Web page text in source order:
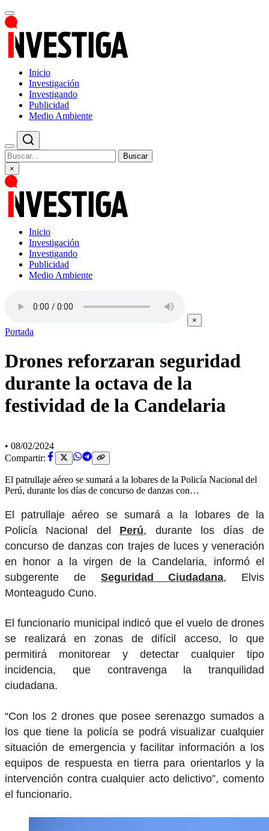
Inicio
Investigación
Investigando
Publicidad
Medio Ambiente
Buscar
×
Inicio
Investigación
Investigando
Publicidad
Medio Ambiente
×
Portada
Drones reforzaran seguridad
durante la octava de la
festividad de la Candelaria
• 08/02/2024
Compartir:
El patrullaje aéreo se sumará a la lobares de la Policía Nacional del
Perú, durante los días de concurso de danzas con…
El patrullaje aéreo se sumará a la lobares de la
Policía Nacional del Perú, durante los días de
concurso de danzas con trajes de luces y veneración
en honor a la virgen de la Candelaria, informó el
subgerente de Seguridad Ciudadana, Elvis
Monteagudo Cuno.
El funcionario municipal indicó que el vuelo de drones
se realizará en zonas de difícil acceso, lo que
permitirá monitorear y detectar cualquier tipo
incidencia, que contravenga la tranquilidad
ciudadana.
“Con los 2 drones que posee serenazgo sumados a
los que tiene la policía se podrá visualizar cualquier
situación de emergencia y facilitar información a los
equipos de respuesta en tierra para orientarlos y la
intervención contra cualquier acto delictivo”, comento
el funcionario.